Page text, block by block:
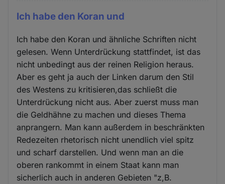
Ich habe den Koran und
Ich habe den Koran und ähnliche Schriften nicht
gelesen. Wenn Unterdrückung stattfindet, ist das
nicht unbedingt aus der reinen Religion heraus.
Aber es geht ja auch der Linken darum den Stil
des Westens zu kritisieren,das schließt die
Unterdrückung nicht aus. Aber zuerst muss man
die Geldhähne zu machen und dieses Thema
anprangern. Man kann außerdem in beschränkten
Redezeiten rhetorisch nicht unendlich viel spitz
und scharf darstellen. Und wenn man an die
oberen rankommt in einem Staat kann man
sicherlich auch in anderen Gebieten "z,B.